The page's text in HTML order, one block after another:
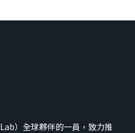
）全球夥伴的一員，致力推